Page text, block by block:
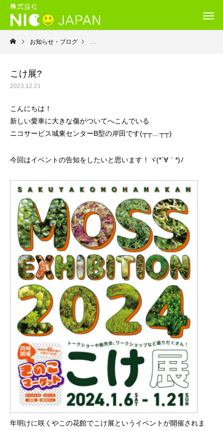
お知らせ・ブログ 就労継続支援Ｂ型・ニコサービス城東センター
こけ展?
2023.12.21
こんにちは！
新しい愛車に大きな傷がついてへこんでいる
ニコサービス城東センターB型の岸田です(┬┬﹏┬┬)
今回はイベントの告知をしたいと思います！ヾ(*´∀｀*)ﾉ
年明けに咲くやこの花館でこけ展というイベントが開催されま